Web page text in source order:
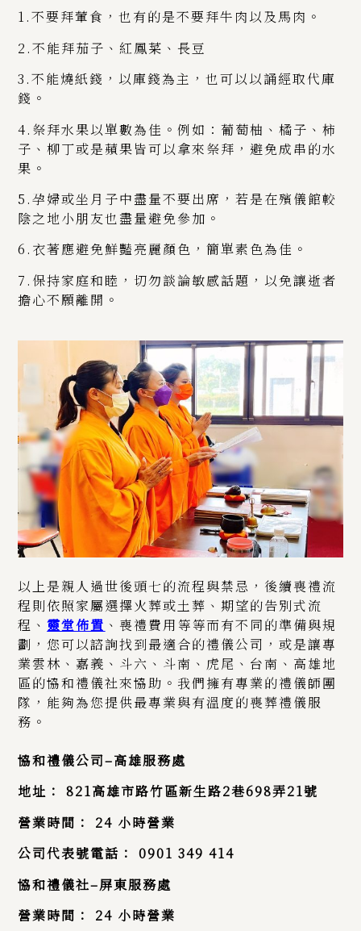
1.不要拜葷食，也有的是不要拜牛肉以及馬肉。
2.不能拜茄子、紅鳳菜、長豆
3.不能燒紙錢，以庫錢為主，也可以以誦經取代庫
錢。
4.祭拜水果以單數為佳。例如：葡萄柚、橘子、柿
子、柳丁或是蘋果皆可以拿來祭拜，避免成串的水
果。
5.孕婦或坐月子中盡量不要出席，若是在殯儀館較
陰之地小朋友也盡量避免參加。
6.衣著應避免鮮豔亮麗顏色，簡單素色為佳。
7.保持家庭和睦，切勿談論敏感話題，以免讓逝者
擔心不願離開。
以上是親人過世後頭七的流程與禁忌，後續喪禮流
程則依照家屬選擇火葬或土葬、期望的告別式流
程、靈堂佈置 、喪禮費用等等而有不同的準備與規
劃，您可以諮詢找到最適合的禮儀公司，或是讓專
業雲林、嘉義、斗六、斗南、虎尾、台南、高雄地
區的協和禮儀社來協助。我們擁有專業的禮儀師團
隊，能夠為您提供最專業與有溫度的喪葬禮儀服
務。
協和禮儀公司–高雄服務處
地址：
821高雄市路竹區新生路2巷698弄21號
營業時間：
24 小時營業
公司代表號電話：
0901 349 414
協和禮儀社–屏東服務處
營業時間：
24 小時營業